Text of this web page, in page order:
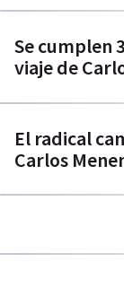
Se cumplen
viaje de
El radical
Carlos